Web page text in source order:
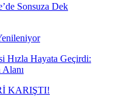
Sonsuza Dek
Hızla Hayata Geçirdi:
KARIŞTI!